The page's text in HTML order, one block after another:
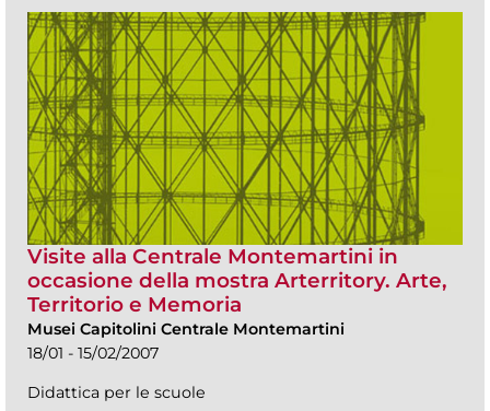
Visite alla Centrale Montemartini in
occasione della mostra Arterritory. Arte,
Territorio e Memoria
Musei Capitolini Centrale Montemartini
18/01 - 15/02/2007
Didattica per le scuole